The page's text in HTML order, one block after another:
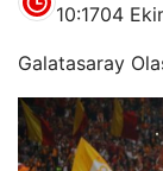
10:1704
Galatasaray